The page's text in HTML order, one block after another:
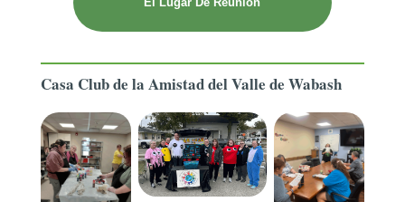
Casa Club de la Amistad del Valle de Wabash